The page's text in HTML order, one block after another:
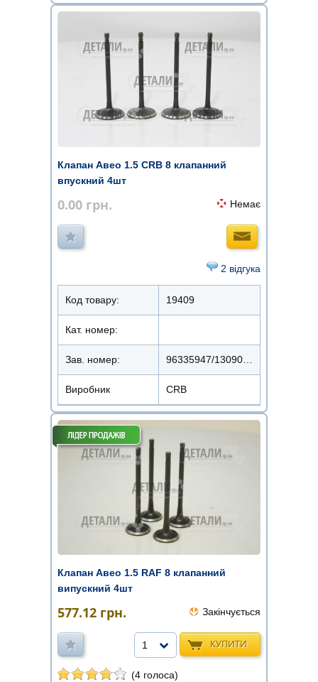
Клапан Авео 1.5 CRB 8 клапанний
впускний 4шт
0.00 грн. Немає
2 відгука
Код товару: 19409
Кат. номер:
Зав. номер:
Виробник CRB
Клапан Авео 1.5 RAF 8 клапанний
випускний 4шт
577.12 грн. Закінчується
КУПИТИ
1
(4 голоса)